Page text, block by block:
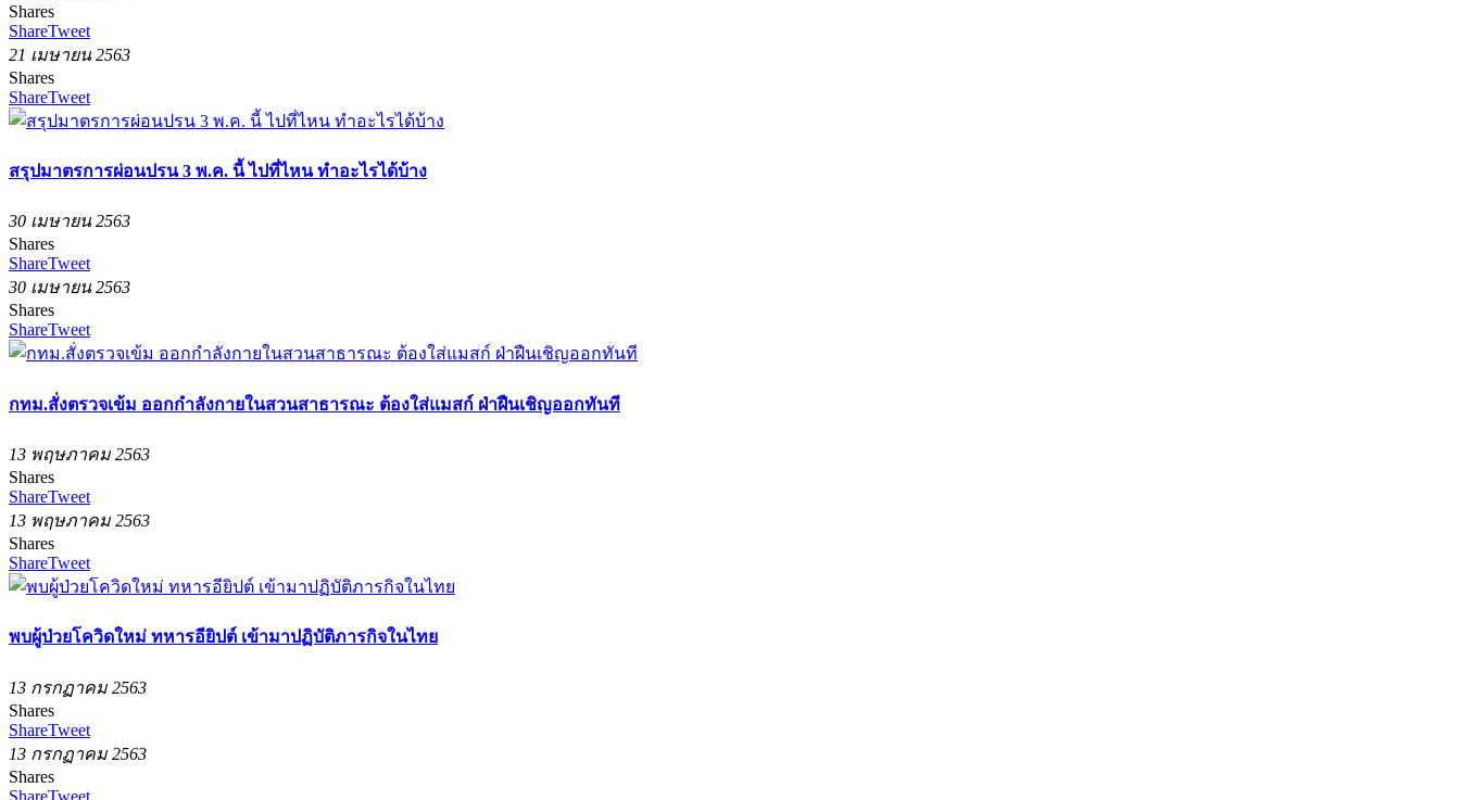
Shares
ShareTweet
21 เมษายน 2563
Shares
ShareTweet
สรุปมาตรการผ่อนปรน 3 พ.ค. นี้ ไปที่ไหน ทำอะไรได้บ้าง
30 เมษายน 2563
Shares
ShareTweet
30 เมษายน 2563
Shares
ShareTweet
กทม.สั่งตรวจเข้ม ออกกำลังกายในสวนสาธารณะ ต้องใส่แมสก์ ฝ่าฝืนเชิญออกทันที
13 พฤษภาคม 2563
Shares
ShareTweet
13 พฤษภาคม 2563
Shares
ShareTweet
พบผู้ป่วยโควิดใหม่ ทหารอียิปต์ เข้ามาปฏิบัติภารกิจในไทย
13 กรกฏาคม 2563
Shares
ShareTweet
13 กรกฏาคม 2563
Shares
ShareTweet